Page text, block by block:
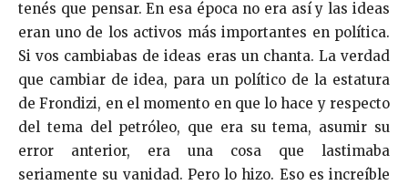
tenés que pensar. En esa época no era así y las ideas
eran uno de los activos más importantes en política.
Si vos cambiabas de ideas eras un chanta. La verdad
que cambiar de idea, para un político de la estatura
de Frondizi, en el momento en que lo hace y respecto
del tema del petróleo, que era su tema, asumir su
error anterior, era una cosa que lastimaba
seriamente su vanidad. Pero lo hizo. Eso es increíble